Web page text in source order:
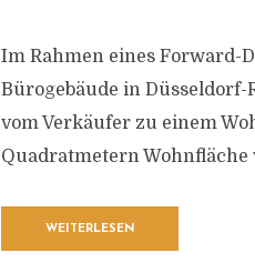
Im Rahmen eines Forward-
Bürogebäude in
vom Verkäufer zu einem
Quadratmetern
WEITERLESEN